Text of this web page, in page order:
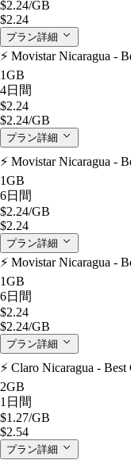
$2.24/GB
$2.24
プラン詳細
⚡️ Movistar Nicaragua -
1GB
4日間
$2.24
$2.24/GB
プラン詳細
⚡️ Movistar Nicaragua -
1GB
6日間
$2.24/GB
$2.24
プラン詳細
⚡️ Movistar Nicaragua -
1GB
6日間
$2.24
$2.24/GB
プラン詳細
⚡️ Claro Nicaragua -
2GB
1日間
$1.27/GB
$2.54
プラン詳細